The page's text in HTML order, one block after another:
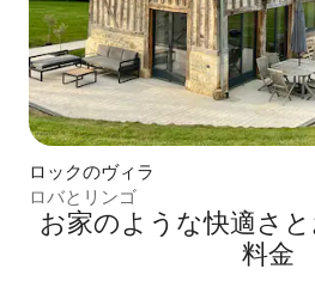
ロックのヴィラ
ロバとリンゴ
お家のような快⁠適⁠さ⁠
料⁠金